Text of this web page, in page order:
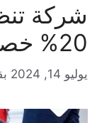
شركة
20% خصم
يوليو 14, 2024